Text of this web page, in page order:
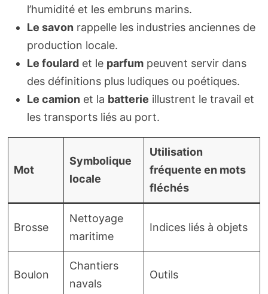
l’humidité et les embruns marins.
Le savon rappelle les industries anciennes de
production locale.
Le foulardet le parfumpeuvent servir dans
des définitions plus ludiques ou poétiques.
Le camion et la batterie illustrent le travail et
les transports liés au port.
Mot
Symbolique
locale
Utilisation
fréquente en mots
fléchés
Brosse
Nettoyage
maritime
Indices liés à objets
Boulon
Chantiers
navals
Outils